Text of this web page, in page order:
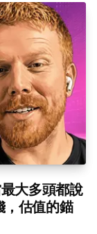
大多頭都說
，估值的錨